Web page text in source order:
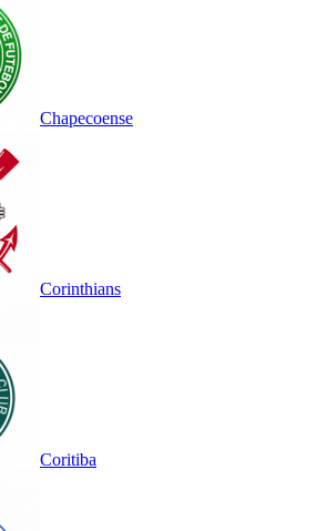
Chapecoense
Corinthians
Coritiba